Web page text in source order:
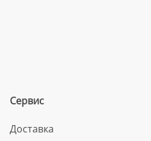
Сервис
Доставка